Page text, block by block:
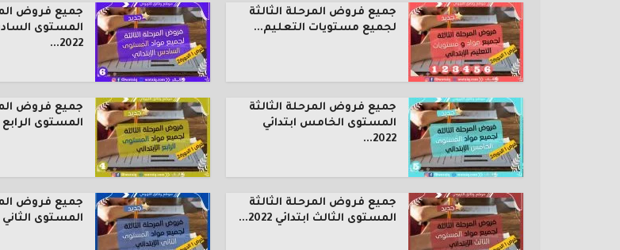
جميع فروض المرحلة الثالثة
لجميع مستويات التعليم...
جميع فروض
المستوى
2022...
جميع فروض المرحلة الثالثة
المستوى الخامس ابتدائي
2022...
جميع فروض
المستوى الرابع
جميع فروض المرحلة الثالثة
المستوى الثالث ابتدائي 2022...
جميع فروض
المستوى الثاني